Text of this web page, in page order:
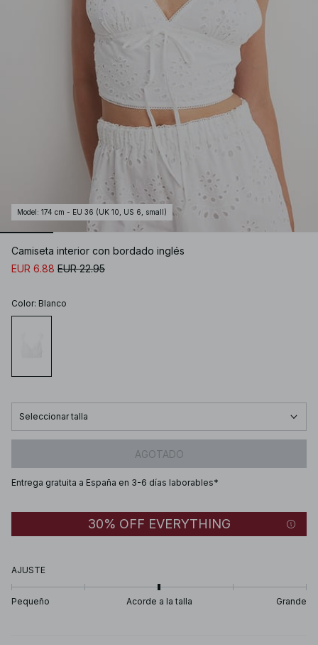
Model : 174 cm - EU 36 (UK 10, US 6, small)
Camiseta interior con bordado inglés
EUR 6.88 EUR 22.95
Color: Blanco
Seleccionar talla
AGOTADO
Entrega gratuita a España en 3-6 días laborables*
30% OFF EVERYTHING
AJUSTE
Pequeño Acorde a la talla Grande